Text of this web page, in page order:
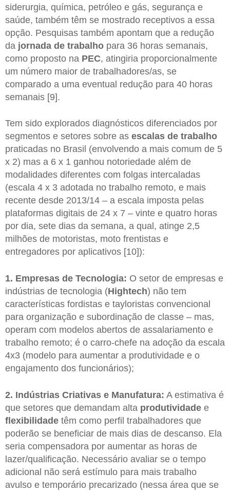
siderurgia, química, petróleo e gás, segurança e
saúde, também têm se mostrado receptivos a essa
opção. Pesquisas também apontam que a redução
da jornada de trabalho para 36 horas semanais,
como proposto na PEC, atingiria proporcionalmente
um número maior de trabalhadores/as, se
comparado a uma eventual redução para 40 horas
semanais [9].
Tem sido explorados diagnósticos diferenciados por
segmentos e setores sobre as escalas de trabalho
praticadas no Brasil (envolvendo a mais comum de 5
x 2) mas a 6 x 1 ganhou notoriedade além de
modalidades diferentes com folgas intercaladas
(escala 4 x 3 adotada no trabalho remoto, e mais
recente desde 2013/14 – a escala imposta pelas
plataformas digitais de 24 x 7 – vinte e quatro horas
por dia, sete dias da semana, a qual, atinge 2,5
milhões de motoristas, moto frentistas e
entregadores por aplicativos [10]):
1. Empresas de Tecnologia: O setor de empresas e
indústrias de tecnologia (Hightech) não tem
características fordistas e tayloristas convencional
para organização e subordinação de classe – mas,
operam com modelos abertos de assalariamento e
trabalho remoto; é o carro-chefe na adoção da escala
4x3 (modelo para aumentar a produtividade e o
engajamento dos funcionários);
2. Indústrias Criativas e Manufatura: A estimativa é
que setores que demandam alta produtividade e
flexibilidade têm como perfil trabalhadores que
poderão se beneficiar de mais dias de descanso. Ela
seria compensadora por aumentar as horas de
lazer/qualificação. Necessário avaliar se o tempo
adicional não será estímulo para mais trabalho
avulso e temporário precarizado (nessa área que se